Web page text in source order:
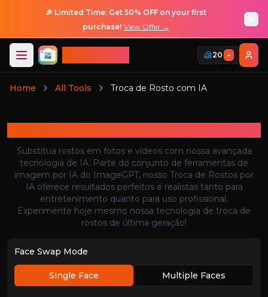
🎉 Limited Time: Get 50% OFF on your first
purchase! View Offer →
20 +
Home All Tools Troca de Rosto com IA
Substitua rostos em fotos e vídeos com nossa avançada
tecnologia de IA. Parte do conjunto de ferramentas de
imagem por IA do ImageGPT, nosso Troca de Rostos por
IA oferece resultados perfeitos e realistas tanto para
entretenimento quanto para uso profissional.
Experimente hoje mesmo nossa tecnologia de troca de
rostos de última geração!
Face Swap Mode
Single Face Multiple Faces